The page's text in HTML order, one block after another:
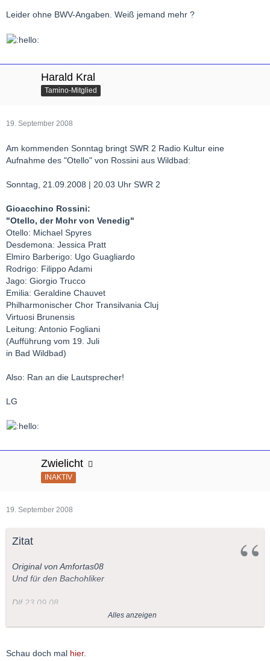
Leider ohne BWV-Angaben. Weiß jemand mehr ?
Harald Kral
Tamino-Mitglied
19. September 2008
Am kommenden Sonntag bringt SWR 2 Radio Kultur eine
Aufnahme des "Otello" von Rossini aus Wildbad:
Sonntag, 21.09.2008 | 20.03 Uhr SWR 2
Gioacchino Rossini:
"Otello, der Mohr von Venedig"
Otello: Michael Spyres
Desdemona: Jessica Pratt
Elmiro Barberigo: Ugo Guagliardo
Rodrigo: Filippo Adami
Jago: Giorgio Trucco
Emilia: Geraldine Chauvet
Philharmonischer Chor Transilvania Cluj
Virtuosi Brunensis
Leitung: Antonio Fogliani
(Aufführung vom 19. Juli
in Bad Wildbad)
Also: Ran an die Lautsprecher!
LG
Zwielicht
INAKTIV
19. September 2008
Zitat
Original von Amfortas08
Und für den Bachohliker
Dlf 23.09.08
21:05 Uhr MusikforumForum Alte Musik Köln"Cembalissimo"
Alles anzeigen
Schau doch mal hier.